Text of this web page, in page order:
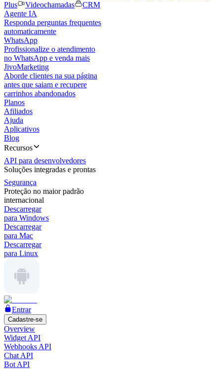
Plus
Videochamadas
CRM
Agente IA
Responda perguntas frequentes
automaticamente
WhatsApp
Profissionalize o atendimento
no WhatsApp e venda mais
JivoMarketing
Aborde clientes na sua página
antes que saiam e recupere
carrinhos abandonados
Planos
Afiliados
Ajuda
Aplicativos
Blog
Recursos
API para desenvolvedores
Soluções integradas e prontas
Segurança
Proteção no maior padrão
internacional
Descarregar
para Windows
Descarregar
para Mac
Descarregar
para Linux
Entrar
Cadastre-se
Overview
Widget API
Webhooks API
Chat API
Bot API